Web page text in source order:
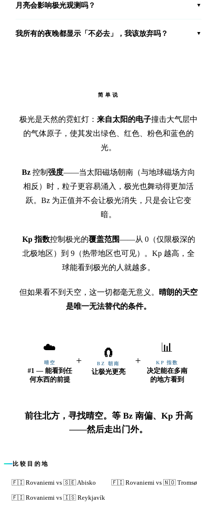
月亮会影响极光观测吗？ ▼
我所有的夜晚都显示「不必去」，我该放弃吗？ ▼
简单说
极光是天然的霓虹灯： 来自太阳的电子撞击大气层中
的气体原子，使其发出绿色、红色、粉色和蓝色的
光。
Bz 控制 强度——当太阳磁场朝南（与地球磁场方向
相反）时，粒子更容易涌入，极光也舞动得更加活
跃。Bz 为正值并不会让极光消失，只是会让它变
暗。
Kp 指数控制极光的覆盖范围——从 0（仅限极深的
北极地区）到 9（热带地区也可见）。Kp 越高，全
球能看到极光的人就越多。
但如果看不到天空，这一切都毫无意义。
晴朗的天空
是唯一无法替代的条件。
☁️
晴空
#1 — 能看到任
何东西的前提
+
🧲
BZ 朝南
让极光更亮
+
📊
KP 指数
决定能在多南
的地方看到
前往北方，寻找晴空。等 Bz 南偏、Kp 升高
——然后走出门外。
比较目的地
🇫🇮 Rovaniemi vs 🇸🇪 Abisko 🇫🇮 Rovaniemi vs 🇳🇴 Tromsø
🇫🇮 Rovaniemi vs 🇮🇸 Reykjavík